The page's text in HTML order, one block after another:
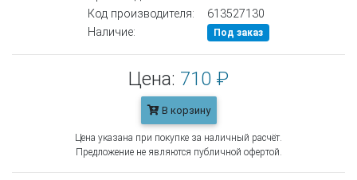
Код производителя:
613527130
Наличие:
Под заказ
Цена: 710 ₽
В корзину
Цена указана при покупке за наличный расчёт.
Предложение не являются публичной офертой.